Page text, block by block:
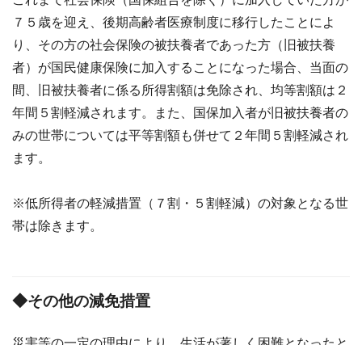
７５歳を迎え、後期高齢者医療制度に移行したことによ
り、その方の社会保険の被扶養者であった方（旧被扶養
者）が国民健康保険に加入することになった場合、当面の
間、旧被扶養者に係る所得割額は免除され、均等割額は２
年間５割軽減されます。また、国保加入者が旧被扶養者の
みの世帯については平等割額も併せて２年間５割軽減され
ます。
※低所得者の軽減措置（７割・５割軽減）の対象となる世
帯は除きます。
◆その他の減免措置